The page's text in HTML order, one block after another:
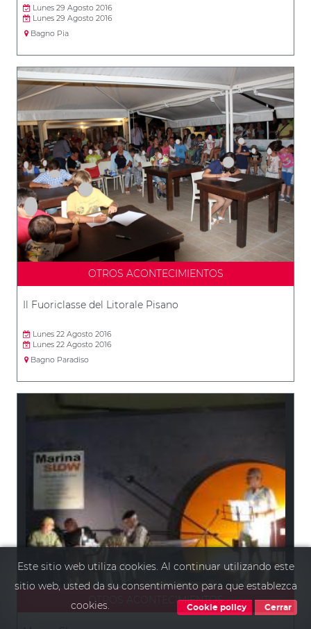
Lunes 29 Agosto 2016
Lunes 29 Agosto 2016
Bagno Pia
OTROS ACONTECIMIENTOS
Il Fuoriclasse del Litorale Pisano
Lunes 22 Agosto 2016
Lunes 22 Agosto 2016
Bagno Paradiso
OTROS ACONTECIMIENTOS
Este sitio web utiliza cookies. Al continuar utilizando este
sitio web, usted da su consentimiento para que establezca
cookies.
Cookie policy Cerrar